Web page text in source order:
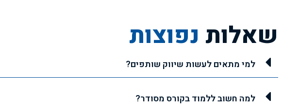
שאלות נפוצות
למי מתאים לעשות שיווק שותפים?
למה חשוב ללמוד בקורס מסודר?